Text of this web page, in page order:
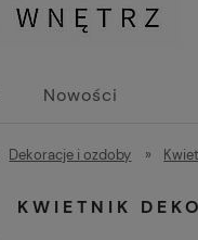
Nowości
Dekoracje i ozdoby »
KWIETNIK